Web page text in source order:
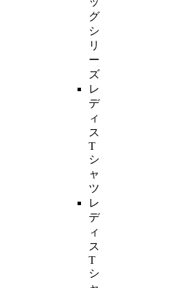
グ
シ
リ
ー
ズ
レ
デ
ィ
ス
T
シ
ャ
ツ
レ
デ
ィ
ス
T
シ